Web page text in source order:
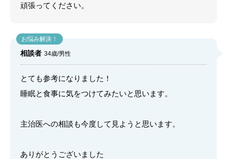
頑張ってください。
相談者 34歳/男性
とても参考になりました！
睡眠と食事に気をつけてみたいと思います。
主治医への相談も今度して見ようと思います。
ありがとうございました